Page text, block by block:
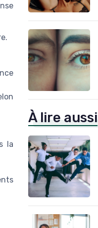
la
À lire aussi